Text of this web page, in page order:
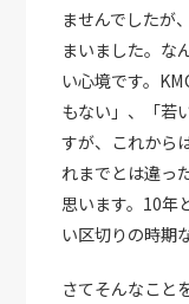
ませんでしたが
まいました。な
い心境です。
もない」、「若
すが、これから
れまでとは違っ
思います。10年
い区切りの時期
さてそんなこと